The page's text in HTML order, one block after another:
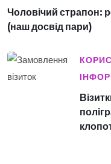
Чоловічий страпон:
(наш досвід пари)